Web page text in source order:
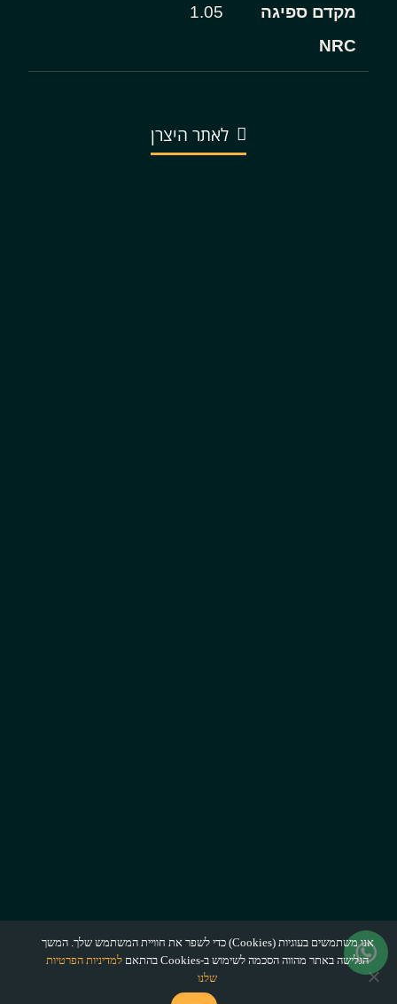
מקדם ספיגה
NRC
1.05
לאתר היצרן
אנו משתמשים בעוגיות (Cookies) כדי לשפר את חוויית המשתמש שלך. המשך
הגלישה באתר מהווה הסכמה לשימוש ב-Cookies בהתאם
למדיניות הפרטיות
שלנו